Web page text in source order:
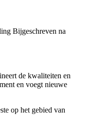
Bijgeschreven na
de kwaliteiten en
en voegt nieuwe
op het gebied van